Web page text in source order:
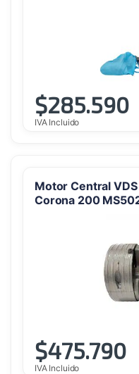
$285.590
IVA Incluido
Motor Central
Corona 200
$475.790
IVA Incluido